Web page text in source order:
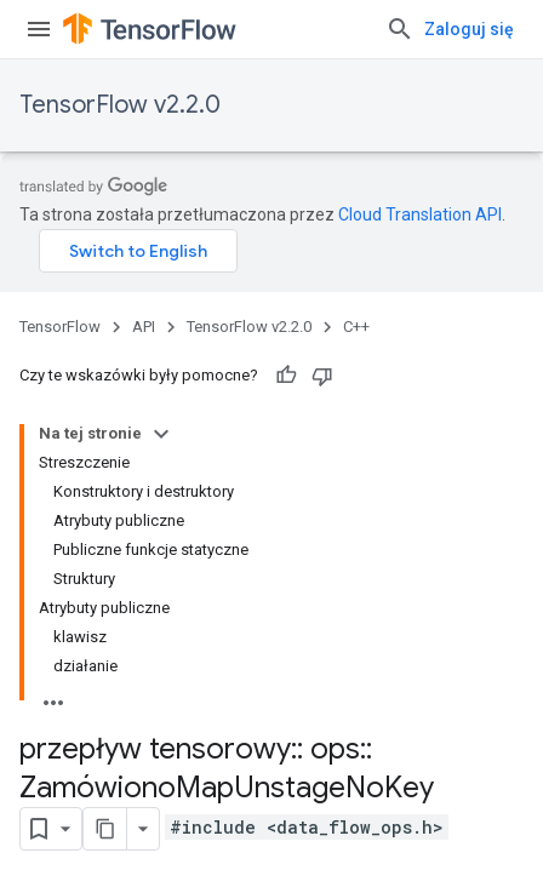
Zaloguj się
TensorFlow v2.2.0
Ta strona została przetłumaczona przez Cloud Translation API
TensorFlow API TensorFlow v2.2.0 C++
Czy te wskazówki były pomocne?
Na tej stronie
Streszczenie
Konstruktory i destruktory
Atrybuty publiczne
Publiczne funkcje statyczne
Struktury
Atrybuty publiczne
klawisz
działanie
przepływ tensorowy:: ops::
ZamówionoMapUnstageNoKey
#include <data_flow_ops.h>